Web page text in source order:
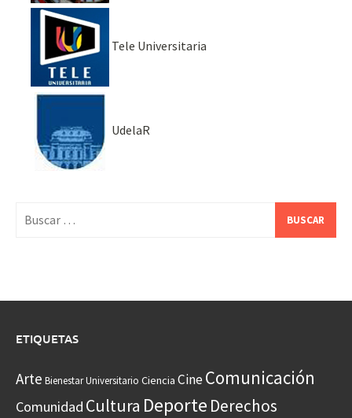
Tele Universitaria
UdelaR
ETIQUETAS
Arte Bienestar Universitario Ciencia CineComunicación
Comunidad Cultura Deporte Derechos